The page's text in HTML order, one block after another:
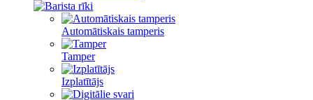
Automātiskais tamperis
Tamper
Izplatītājs